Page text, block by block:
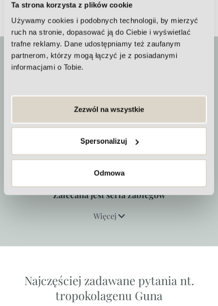
Ta strona korzysta z plików cookie
Używamy cookies i podobnych technologii, by mierzyć
ruch na stronie, dopasować ją do Ciebie i wyświetlać
trafne reklamy. Dane udostępniamy też zaufanym
partnerom, którzy mogą łączyć je z posiadanymi
informacjami o Tobie.
Zezwól na wszystkie
Spersonalizuj
Odmowa
Czas trwania zabiegu
około 60 min
Jak często powtarzać zabieg
Zalecana jest seria zabiegów
Więcej
Najczęściej zadawane pytania nt.
tropokolagenu Guna